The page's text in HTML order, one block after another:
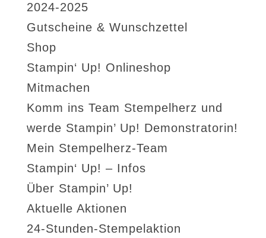
2024-2025
Gutscheine & Wunschzettel
Shop
Stampin‘ Up! Onlineshop
Mitmachen
Komm ins Team Stempelherz und
werde Stampin’ Up! Demonstratorin!
Mein Stempelherz-Team
Stampin‘ Up! – Infos
Über Stampin’ Up!
Aktuelle Aktionen
24-Stunden-Stempelaktion